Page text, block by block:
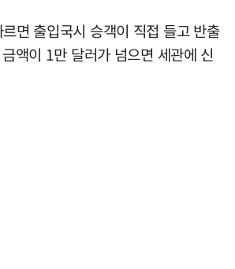
면 출입국시 승객이 직접 들고 반출
액이 1만 달러가 넘으면 세관에 신